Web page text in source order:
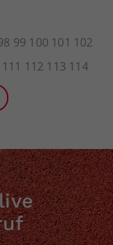
99 100 101 102
111 112 113 114